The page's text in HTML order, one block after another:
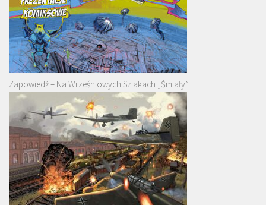
Zapowiedź – Na Wrześniowych Szlakach „Śmiały”